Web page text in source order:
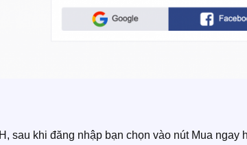
sau khi đăng nhập bạn chọn vào nút Mua ngay